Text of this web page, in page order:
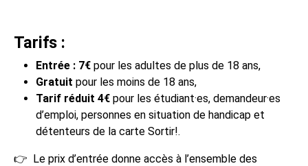
Tarifs :
Entrée : 7€ pour les adultes de plus de 18 ans,
Gratuit pour les moins de 18 ans,
Tarif réduit 4€ pour les étudiant·es, demandeur·es
d’emploi, personnes en situation de handicap et
détenteurs de la carte Sortir!.
👉 Le prix d’entrée donne accès à l’ensemble des